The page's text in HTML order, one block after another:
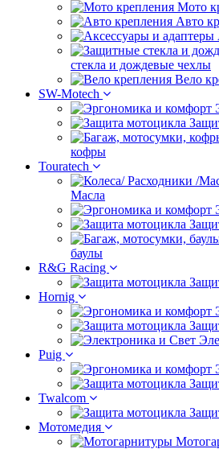
Мото
Авто
стекла и дождевые чехлы
Вело
SW-Motech
кофры
Touratech
Масла
баулы
R&G Racing
Hornig
Puig
Twalcom
Мотомедия